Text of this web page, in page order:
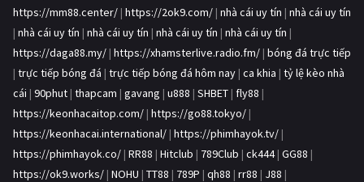
https://mm88.center/ | https://2ok9.com/ | nhà cái uy tín | nhà cái uy tín
| nhà cái uy tín | nhà cái uy tín | nhà cái uy tín | nhà cái uy tín |
https://daga88.my/ | https://xhamsterlive.radio.fm/ | bóng đá trực tiếp
| trực tiếp bóng đá | trực tiếp bóng đá hôm nay | ca khia | tỷ lệ kèo nhà
cái | 90phut | thapcam | gavang | u888 | SHBET | fly88 |
https://keonhacaitop.com/ | https://go88.tokyo/ |
https://keonhacai.international/ | https://phimhayok.tv/ |
https://phimhayok.co/ | RR88 | Hitclub | 789Club | ck444| GG88 |
https://ok9.works/ | NOHU | TT88 | 789P | qh88 | rr88 | J88 |